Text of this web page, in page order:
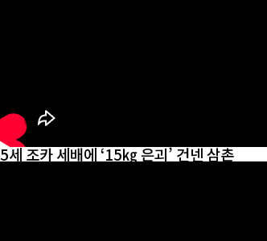
5세 조카 세배에 ‘15㎏ 은괴’ 건넨 삼촌